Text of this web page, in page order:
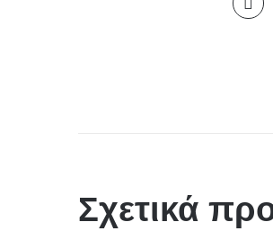
Σχετικά